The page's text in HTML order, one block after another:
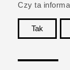
Czy ta
Tak